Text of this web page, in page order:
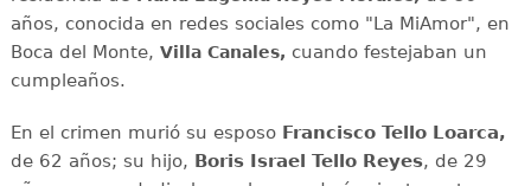
años, conocida en redes sociales como "La MiAmor", en
Boca del Monte, Villa Canales, cuando festejaban un
cumpleaños.
En el crimen murió su esposoFrancisco Tello Loarca,
de 62 años; su hijo, Boris Israel Tello Reyes, de 29